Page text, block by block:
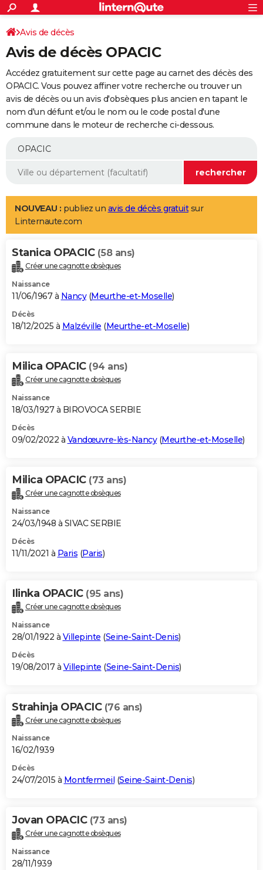
ACTUALITÉS
Politique
Société
Faits Divers
Education
Monde
Villes
+
SPORT
Coupe du monde 2026
Football
Tennis
Cyclisme
Rugby
Forum
Programme TV
TNT
Streaming
Cinéma
Sorties cinéma
Musique
+
FINANCE
Retraite
Epargne
Immobilier
Risques naturels par ville
Banque
Assurance
AUTO
Essais
Réserver un essai
Citadines
Berlines
SUV
Forum auto
+
Mobiles
Meilleur smartphone
Internet
Ordinateurs
Jeux vidéo
Guide high-tech
Aménagement intérieur
LIFESTYLE
Art de vivre
Bien-être
Loisirs
Mode
Modes de vie
Alimentation
Guide de la santé
Maladies
Médicaments
Sommeil
VOYAGE
Destinations
City break
Voyage nature
Voyage de noces
Forum
Climat
+PHOTO
GUIDES D'ACHAT
BONS PLANS
Carte de Noël
Carte Bonne année
Carte Saint-Valentin
Carte Pâques
Carte d'anniversaire
DICTIONNAIRE
Dictionnaire
Biographies
Citations
Expressions
Proverbes
PROGRAMME TV
S'inscrire
Se connecter
Lycées
Collèges
Primaires
Universités
Entreprises
Service militaire
Avis de recherche
AVIS DE DÉCÈS
Bricolage
Lifestyle
Culture
Sport
Auto
Television
Voyage
Cinema
Avis de décès
Avis de décès OPACIC
Accédez gratuitement sur cette page au carnet des décès des
OPACIC. Vous pouvez affiner votre recherche ou trouver un
avis de décès ou un avis d'obsèques plus ancien en tapant le
nom d'un défunt et/ou le nom ou le code postal d'une
commune dans le moteur de recherche ci-dessous.
NOUVEAU : publiez un avis de décès gratuitsur
Linternaute.com
Stanica OPACIC (58 ans)
Créer une cagnotte obsèques
Naissance
11/06/1967 à Nancy(Meurthe-et-Moselle)
Décès
18/12/2025 à Malzéville (Meurthe-et-Moselle)
Milica OPACIC (94 ans)
Créer une cagnotte obsèques
Naissance
18/03/1927 à BIROVOCA SERBIE
Décès
09/02/2022 à Vandœuvre-lès-Nancy(Meurthe-et-Moselle)
Milica OPACIC (73 ans)
Créer une cagnotte obsèques
Naissance
24/03/1948 à SIVAC SERBIE
Décès
11/11/2021 à Paris (Paris)
Ilinka OPACIC (95 ans)
Créer une cagnotte obsèques
Naissance
28/01/1922 à Villepinte (Seine-Saint-Denis)
Décès
19/08/2017 à Villepinte (Seine-Saint-Denis)
Strahinja OPACIC (76 ans)
Créer une cagnotte obsèques
Naissance
16/02/1939
Décès
24/07/2015 à Montfermeil (Seine-Saint-Denis)
Jovan OPACIC (73 ans)
Créer une cagnotte obsèques
Naissance
28/11/1939